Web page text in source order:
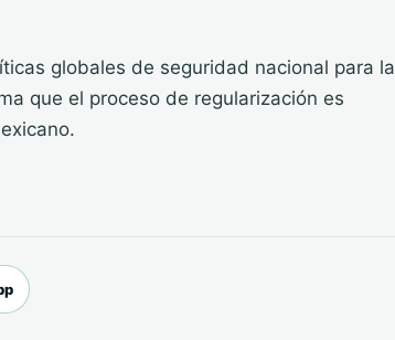
globales de seguridad nacional para la
que el proceso de regularización es